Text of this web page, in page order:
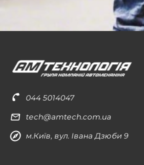
044 5014047
tech@amtech.com.ua
м.Київ, вул. Івана Дзюби 9